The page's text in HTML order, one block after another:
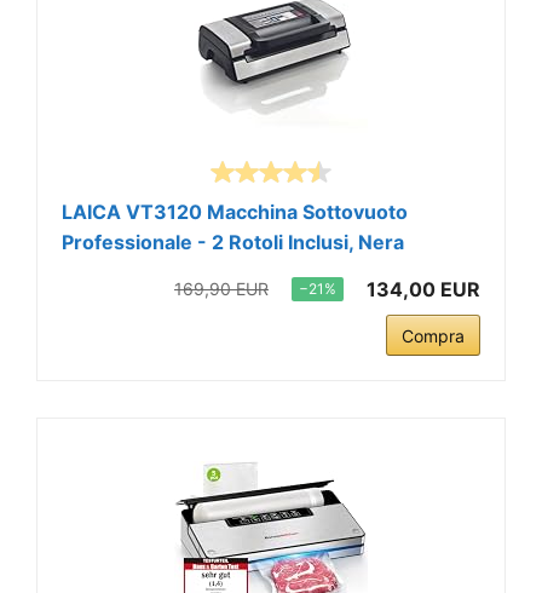
LAICA VT3120 Macchina Sottovuoto
Professionale - 2 Rotoli Inclusi, Nera
169,90 EUR −21% 134,00 EUR
Compra